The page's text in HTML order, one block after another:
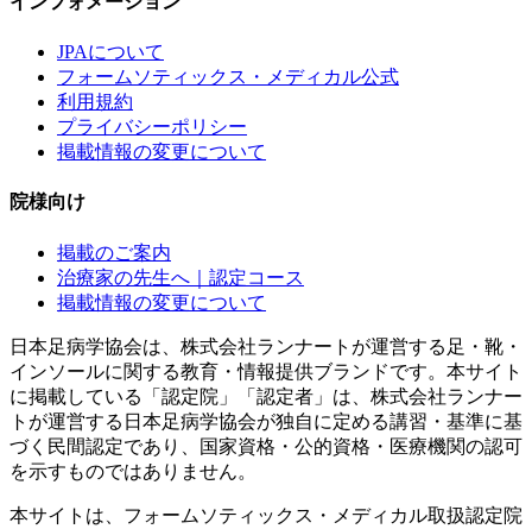
JPAについて
フォームソティックス・メディカル公式
利用規約
プライバシーポリシー
掲載情報の変更について
院様向け
掲載のご案内
治療家の先生へ｜認定コース
掲載情報の変更について
日本足病学協会は、株式会社ランナートが運営する足・靴・
インソールに関する教育・情報提供ブランドです。本サイト
に掲載している「認定院」「認定者」は、株式会社ランナー
トが運営する日本足病学協会が独自に定める講習・基準に基
づく民間認定であり、国家資格・公的資格・医療機関の認可
を示すものではありません。
本サイトは、フォームソティックス・メディカル取扱認定院